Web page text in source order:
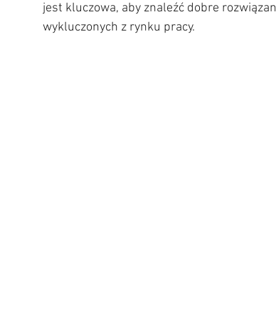
jest kluczowa, aby znaleźć dobre
wykluczonych z rynku pracy.